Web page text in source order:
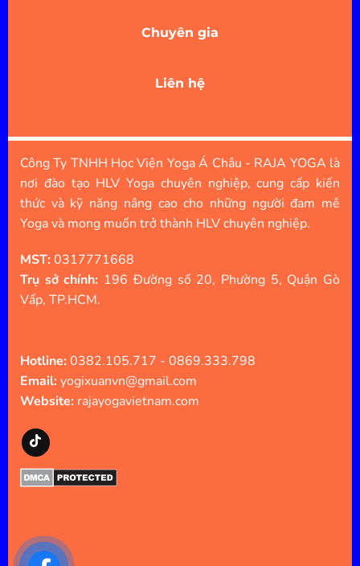
Chuyên gia
Liên hệ
Công Ty TNHH Học Viện Yoga Á Châu - RAJA YOGA là
nơi đào tạo HLV Yoga chuyên nghiệp, cung cấp kiến
thức và kỹ năng nâng cao cho những người đam mê
Yoga và mong muốn trở thành HLV chuyên nghiệp.
MST:0317771668
Trụ sở chính: 196 Đường số 20, Phường 5, Quận Gò
Vấp, TP.HCM.
Hotline:0382.105.717 - 0869.333.798
Email:yogixuanvn@gmail.com
Website: rajayogavietnam.com